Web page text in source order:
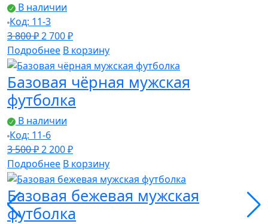
В наличии
Код: 11-3
3 800₽Первоначальная
цена
составляла
3
800 ₽.
2 700₽Текущая
цена:
2
700 ₽.
Подробнее В корзину
Базовая чёрная мужская
футболка
В наличии
Код: 11-6
3 500₽ Первоначальная
цена
составляла
3
500 ₽.
2 200₽Текущая
цена:
2
200 ₽.
Подробнее В корзину
Базовая бежевая мужская
футболка